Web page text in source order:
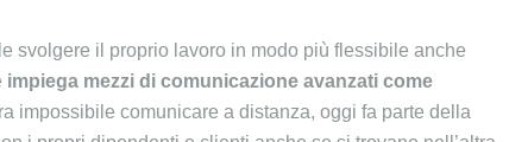
svolgere il proprio lavoro in modo più flessibile anche
impiega mezzi di comunicazione avanzati come
impossibile comunicare a distanza, oggi fa parte della